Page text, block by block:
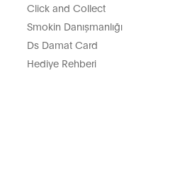
Click and Collect
Smokin Danışmanlığı
Ds Damat Card
Hediye Rehberi